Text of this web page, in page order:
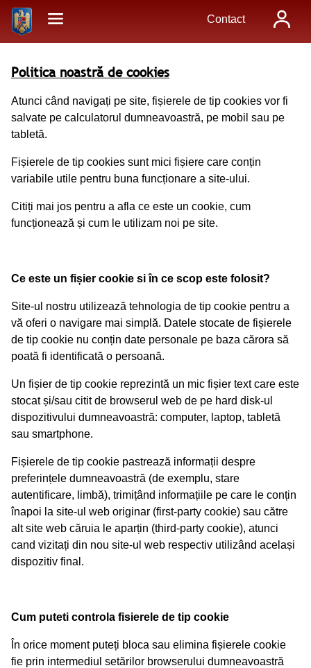
Contact
Politica noastră de cookies
Atunci când navigați pe site, fișierele de tip cookies vor fi
salvate pe calculatorul dumneavoastră, pe mobil sau pe
tabletă.
Fișierele de tip cookies sunt mici fișiere care conțin
variabile utile pentru buna funcționare a site-ului.
Citiți mai jos pentru a afla ce este un cookie, cum
funcționează și cum le utilizam noi pe site.
Ce este un fișier cookie si în ce scop este folosit?
Site-ul nostru utilizează tehnologia de tip cookie pentru a
vă oferi o navigare mai simplă. Datele stocate de fișierele
de tip cookie nu conțin date personale pe baza cărora să
poată fi identificată o persoană.
Un fișier de tip cookie reprezintă un mic fișier text care este
stocat și/sau citit de browserul web de pe hard disk-ul
dispozitivului dumneavoastră: computer, laptop, tabletă
sau smartphone.
Fișierele de tip cookie pastrează informații despre
preferințele dumneavoastră (de exemplu, stare
autentificare, limbă), trimițând informațiile pe care le conțin
înapoi la site-ul web originar (first-party cookie) sau către
alt site web căruia le aparțin (third-party cookie), atunci
cand vizitați din nou site-ul web respectiv utilizând același
dispozitiv final.
Cum puteti controla fisierele de tip cookie
În orice moment puteți bloca sau elimina fișierele cookie
fie prin intermediul setărilor browserului dumneavoastră